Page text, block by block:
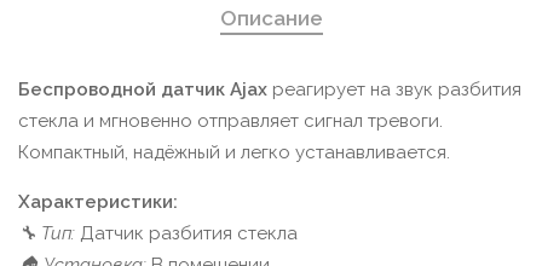
Описание
Беспроводной датчик Ajax реагирует на звук разбития
стекла и мгновенно отправляет сигнал тревоги.
Компактный, надёжный и легко устанавливается.
Характеристики:
🔧 Тип: Датчик разбития стекла